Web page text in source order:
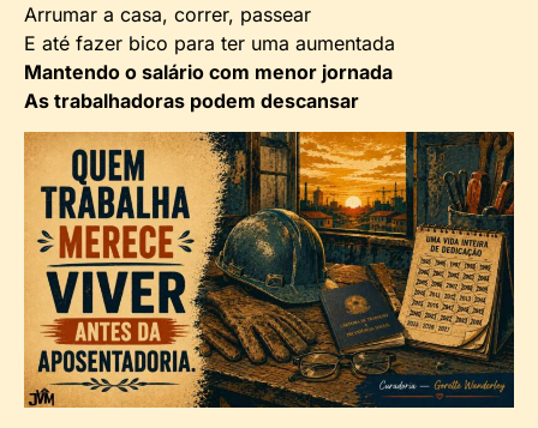
Arrumar a casa, correr, passear
E até fazer bico para ter uma aumentada
Mantendo o salário com menor jornada
As trabalhadoras podem descansar